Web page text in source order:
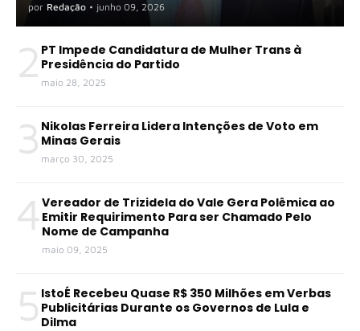
exigência de dedicação exclusiva
por Redação • junho 09, 2026
2 PT Impede Candidatura de Mulher Trans à
Presidência do Partido
maio 28, 2025
3 Nikolas Ferreira Lidera Intenções de Voto em
Minas Gerais
março 30, 2025
4 Vereador de Trizidela do Vale Gera Polêmica ao
Emitir Requirimento Para ser Chamado Pelo
Nome de Campanha
maio 09, 2025
5 IstoÉ Recebeu Quase R$ 350 Milhões em Verbas
Publicitárias Durante os Governos de Lula e
Dilma